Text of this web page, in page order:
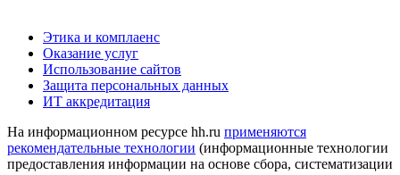
Этика и комплаенс
Оказание услуг
Использование сайтов
Защита персональных данных
ИТ аккредитация
На информационном ресурсе hh.ru применяются
рекомендательные технологии (информационные технологии
предоставления информации на основе сбора, систематизации